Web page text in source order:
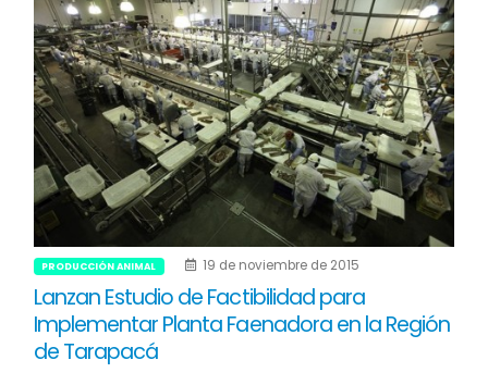
PRODUCCIÓN ANIMAL 19 de noviembre de 2015
Lanzan Estudio de Factibilidad para
Implementar Planta Faenadora en la Región
de Tarapacá